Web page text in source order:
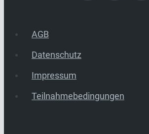
AGB
Datenschutz
Impressum
Teilnahmebedingungen